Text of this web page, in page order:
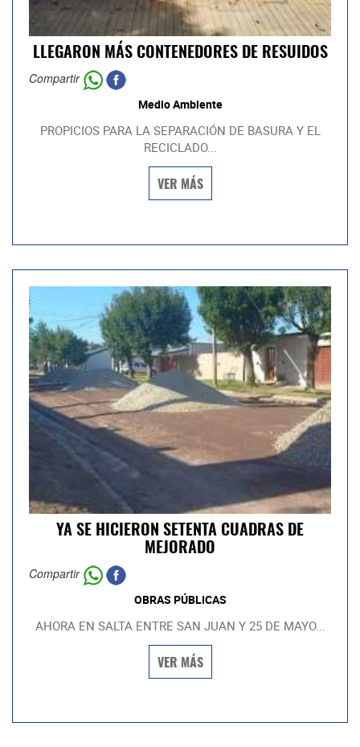
LLEGARON MÁS CONTENEDORES DE RESUIDOS
Compartir
Medio Ambiente
PROPICIOS PARA LA SEPARACIÓN DE BASURA Y EL
RECICLADO...
VER MÁS
YA SE HICIERON SETENTA CUADRAS DE
MEJORADO
Compartir
OBRAS PÚBLICAS
AHORA EN SALTA ENTRE SAN JUAN Y 25 DE MAYO...
VER MÁS